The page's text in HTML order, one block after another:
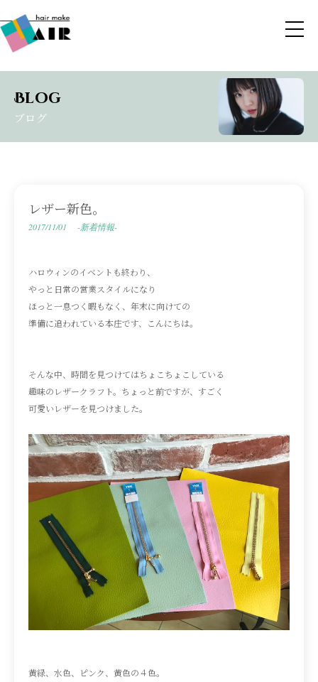
Blog
ブログ
レザー新色。
2017/11/01 -新着情報-
ハロウィンのイベントも終わり、
やっと日常の営業スタイルになり
ほっと一息つく暇もなく、年末に向けての
準備に追われている本庄です、こんにちは。
そんな中、時間を見つけてはちょこちょこしている
趣味のレザークラフト。ちょっと前ですが、すごく
可愛いレザーを見つけました。
黄緑、水色、ピンク、黄色の４色。